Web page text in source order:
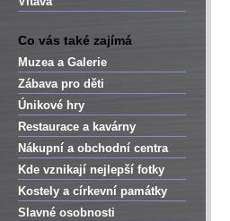
Co vás také zajímá
Muzea a Galerie
Zábava pro děti
Únikové hry
Restaurace a kavárny
Nákupní a obchodní centra
Kde vznikají nejlepší fotky
Kostely a církevní památky
Slavné osobnosti